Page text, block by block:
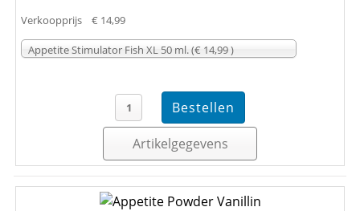
Verkoopprijs € 14,99
Appetite Stimulator Fish XL 50 ml. (€ 14,99 )
Artikelgegevens